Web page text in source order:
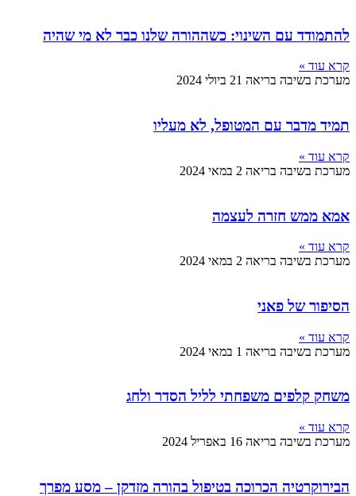
עם השינוי: כשההורה שלנו כבר לא מי שהיה
בריאה21 ביולי 2024
עם המטופל, לא מעליו
בריאה2 במאי 2024
חזרה לעצמה
בריאה2 במאי 2024
פאני
בריאה1 במאי 2024
משפחתי לליל הסדר ולחג
בריאה16 באפריל 2024
הכרוכה בטיפול בהורה מזדקן – מסע מפרך